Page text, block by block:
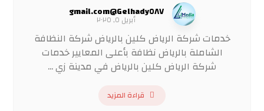
Gelhady٥٨٧@gmail.com
أبريل ٥, ٢٠٢٥
خدمات شركة الرياض كلين بالرياض شركة النظافة
الشاملة بالرياض نظافة بأعلى المعايير خدمات
شركة الرياض كلين بالرياض في مدينة زي ...
قراءة المزيد